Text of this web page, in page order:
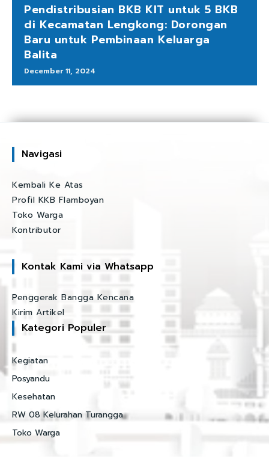
Pendistribusian BKB KIT untuk 5 BKB
di Kecamatan Lengkong: Dorongan
Baru untuk Pembinaan Keluarga
Balita
December 11, 2024
Navigasi
Kembali Ke Atas
Profil KKB Flamboyan
Toko Warga
Kontributor
Kontak Kami via Whatsapp
Penggerak Bangga Kencana
Kirim Artikel
Kategori Populer
Kegiatan
Posyandu
Kesehatan
RW 08 Kelurahan Turangga
Toko Warga